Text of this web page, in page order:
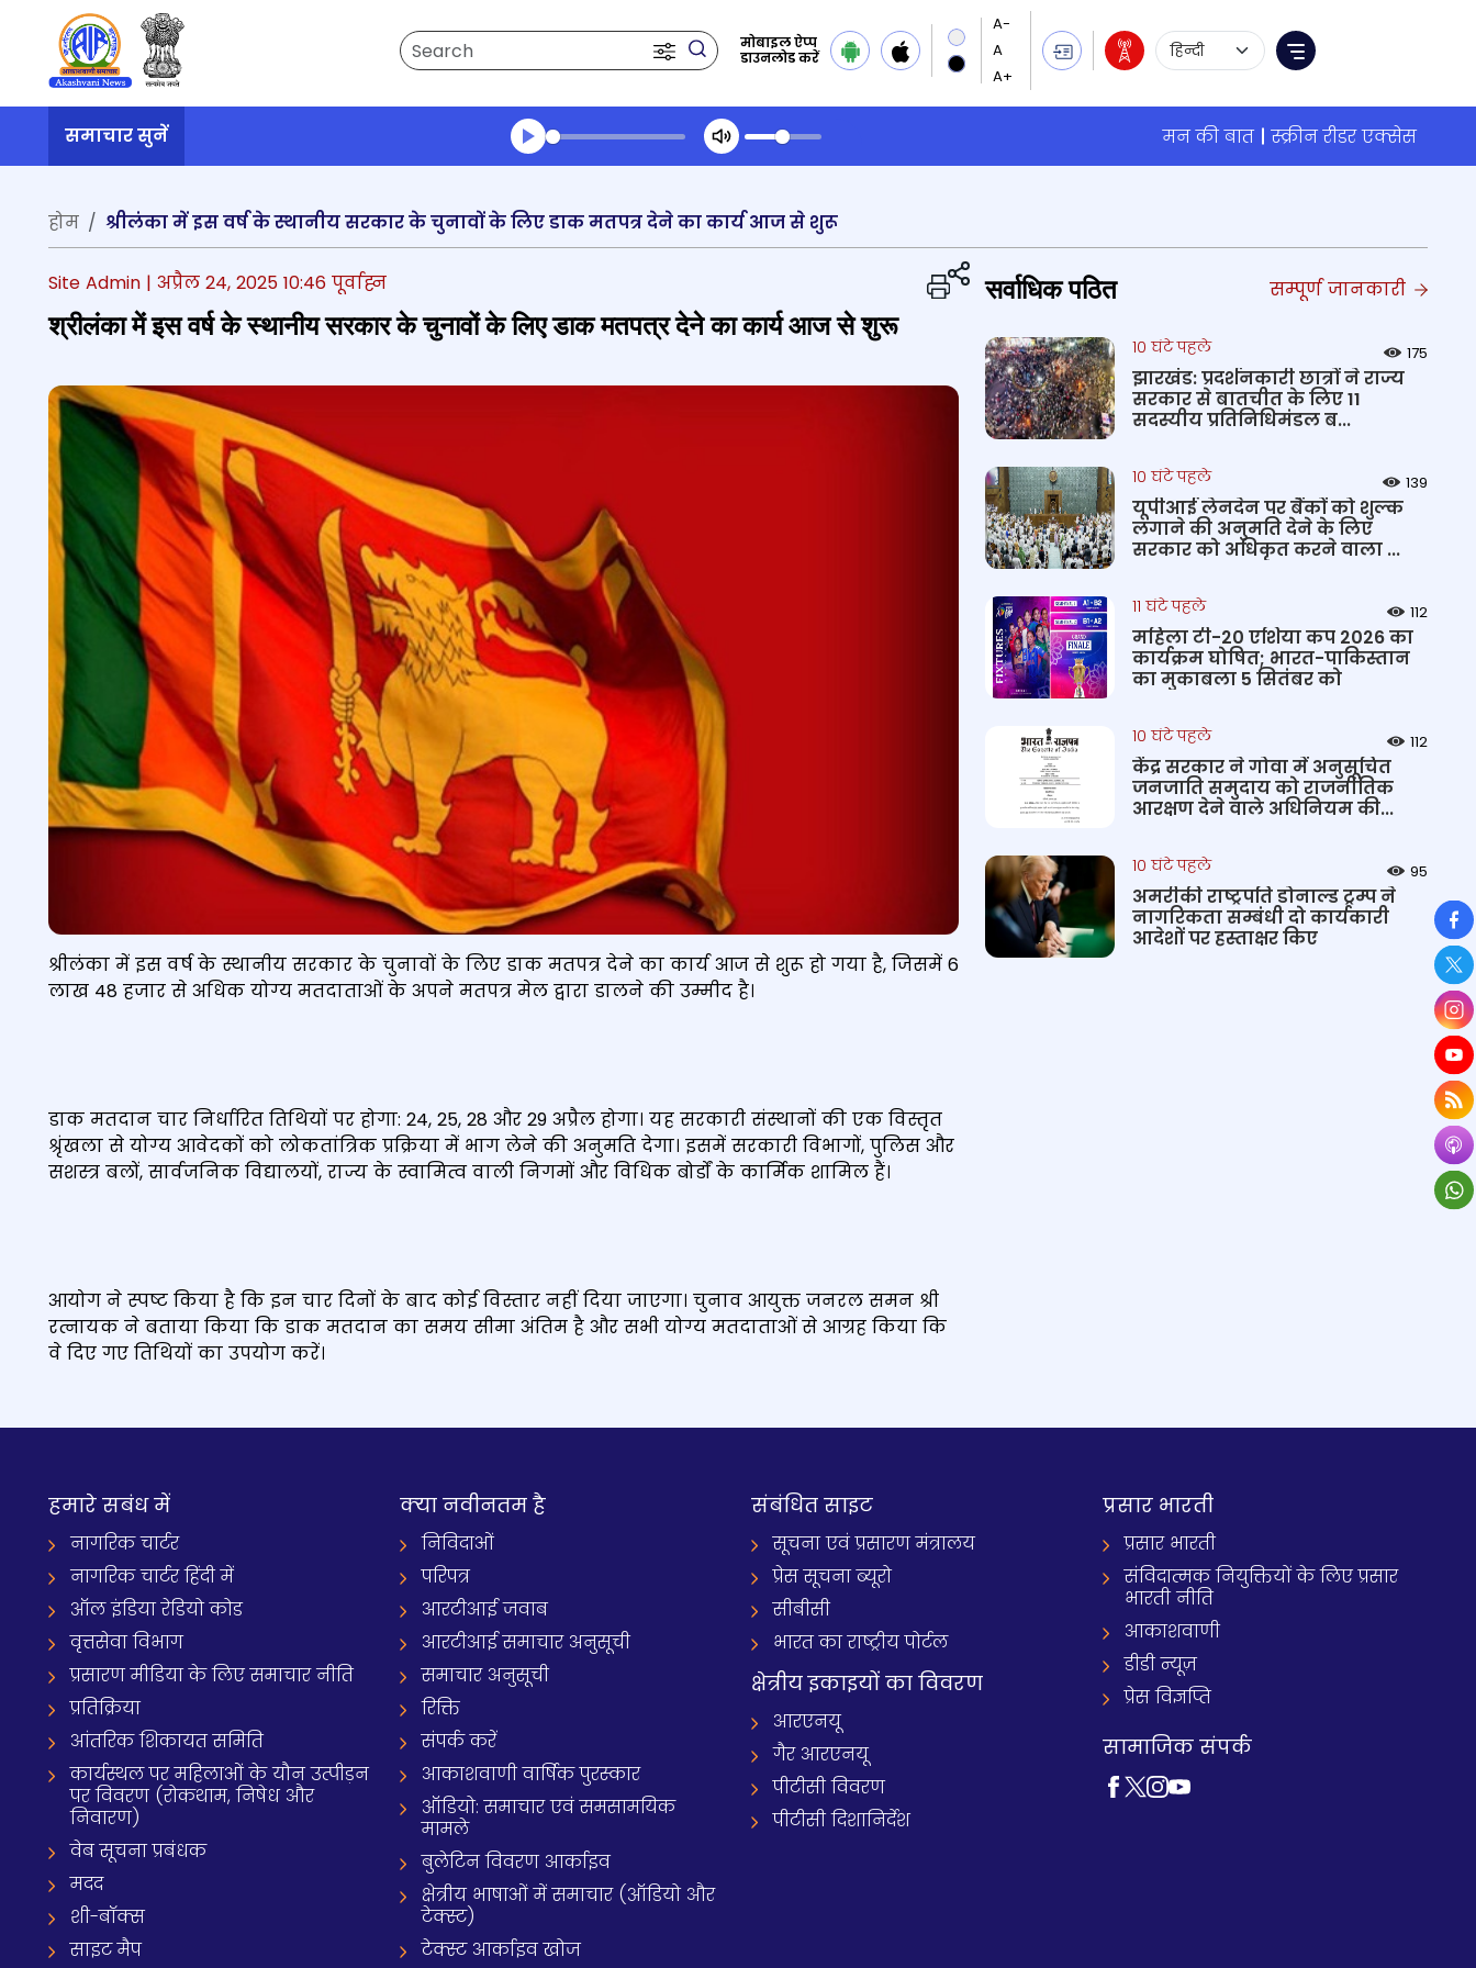
Search
मोबाइल ऐप्प
डाउनलोड करें
Language Selection
Menu
समाचार सुनें मन की बात
स्क्रीन रीडर एक्सेस
Transcript summary
होम
श्रीलंका में इस वर्ष के स्थानीय सरकार के चुनावों के लिए डाक मतपत्र देने का कार्य आज से शुरू
Site Admin | अप्रैल 24, 2025 10:46 पूर्वाह्न
श्रीलंका में इस वर्ष के स्थानीय सरकार के चुनावों के लिए डाक मतपत्र देने का कार्य आज से शुरू
Flag of Sri Lanka.
श्रीलंका में इस वर्ष के स्थानीय सरकार के चुनावों के लिए डाक मतपत्र देने का कार्य आज से शुरू हो गया है, जिसमें 6
लाख 48 हजार से अधिक योग्य मतदाताओं के अपने मतपत्र मेल द्वारा डालने की उम्मीद है।
डाक मतदान चार निर्धारित तिथियों पर होगा: 24, 25, 28 और 29 अप्रैल होगा। यह सरकारी संस्थानों की एक विस्तृत
श्रृंखला से योग्य आवेदकों को लोकतांत्रिक प्रक्रिया में भाग लेने की अनुमति देगा। इसमें सरकारी विभागों, पुलिस और
सशस्त्र बलों, सार्वजनिक विद्यालयों, राज्य के स्वामित्व वाली निगमों और विधिक बोर्डों के कार्मिक शामिल हैं।
आयोग ने स्पष्ट किया है कि इन चार दिनों के बाद कोई विस्तार नहीं दिया जाएगा। चुनाव आयुक्त जनरल समन श्री
रत्नायक ने बताया किया कि डाक मतदान का समय सीमा अंतिम है और सभी योग्य मतदाताओं से आग्रह किया कि
वे दिए गए तिथियों का उपयोग करें।
सर्वाधिक पठित सम्पूर्ण जानकारी
10 घंटे पहले 175
झारखंड: प्रदर्शनकारी छात्रों ने राज्य
सरकार से बातचीत के लिए 11
सदस्यीय प्रतिनिधिमंडल ब...
10 घंटे पहले 139
यूपीआई लेनदेन पर बैंकों को शुल्क
लगाने की अनुमति देने के लिए
सरकार को अधिकृत करने वाला ...
11 घंटे पहले 112
महिला टी-20 एशिया कप 2026 का
कार्यक्रम घोषित; भारत-पाकिस्तान
का मुकाबला 5 सितंबर को
10 घंटे पहले 112
केंद्र सरकार ने गोवा में अनुसूचित
जनजाति समुदाय को राजनीतिक
आरक्षण देने वाले अधिनियम की...
10 घंटे पहले 95
अमरीकी राष्ट्रपति डोनाल्ड ट्रम्प ने
नागरिकता सम्बंधी दो कार्यकारी
आदेशों पर हस्ताक्षर किए
हमारे सबंध में
नागरिक चार्टर
नागरिक चार्टर हिंदी में
ऑल इंडिया रेडियो कोड
वृत्तसेवा विभाग
प्रसारण मीडिया के लिए समाचार नीति
प्रतिक्रिया
आंतरिक शिकायत समिति
कार्यस्थल पर महिलाओं के यौन उत्पीड़न
पर विवरण (रोकथाम, निषेध और
निवारण)
वेब सूचना प्रबंधक
मदद
शी-बॉक्स
साइट मैप
क्‍या नवीनतम है
निविदाओं
परिपत्र
आरटीआई जवाब
आरटीआई समाचार अनुसूची
समाचार अनुसूची
रिक्ति
संपर्क करें
आकाशवाणी वार्षिक पुरस्कार
ऑडियो: समाचार एवं समसामयिक
मामले
बुलेटिन विवरण आर्काइव
क्षेत्रीय भाषाओं में समाचार (ऑडियो और
टेक्स्ट)
टेक्स्ट आर्काइव खोज
संबंधित साइट
सूचना एवं प्रसारण मंत्रालय
प्रेस सूचना ब्यूरो
सीबीसी
भारत का राष्ट्रीय पोर्टल
क्षेत्रीय इकाइयों का विवरण
आरएनयू
गैर आरएनयू
पीटीसी विवरण
पीटीसी दिशानिर्देश
प्रसार भारती
प्रसार भारती
संविदात्मक नियुक्तियों के लिए प्रसार
भारती नीति
आकाशवाणी
डीडी न्यूज़
प्रेस विज्ञप्ति
सामाजिक संपर्क